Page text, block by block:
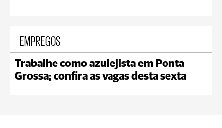
EMPREGOS
Trabalhe como azulejista em Ponta
Grossa; confira as vagas desta sexta